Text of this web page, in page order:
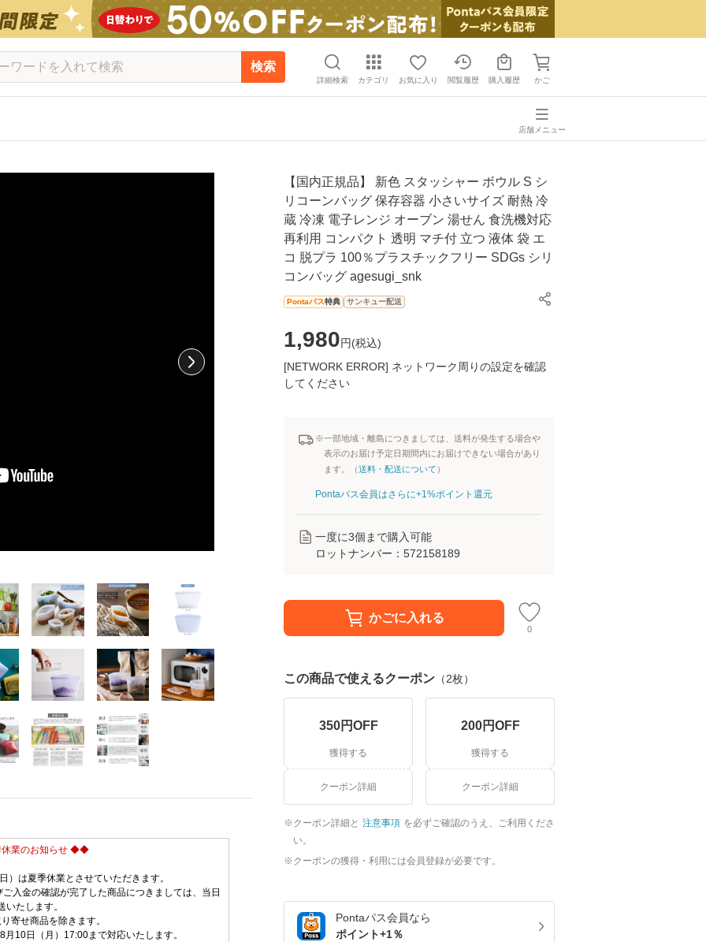
検索
詳細検索 カテゴリ お気に入り 閲覧履歴 購入履歴 かご
店舗メニュー
【国内正規品】 新色 スタッシャー ボウル S シ
リコーンバッグ 保存容器 小さいサイズ 耐熱 冷
蔵 冷凍 電子レンジ オーブン 湯せん 食洗機対応
再利用 コンパクト 透明 マチ付 立つ 液体 袋 エ
コ 脱プラ 100％プラスチックフリー SDGs シリ
コンバッグ agesugi_snk
Pontaパス特典 サンキュー配送
1,980円(税込)
[NETWORK ERROR] ネットワーク周りの設定を確認
してください
※一部地域・離島につきましては、送料が発生する場合や
表示のお届け予定日期間内にお届けできない場合があり
ます。（送料・配送について ）
Pontaパス会員はさらに+1%ポイント還元
一度に3個まで購入可能
ロットナンバー： 572158189
かごに入れる
0
この商品で使えるクーポン （2枚）
350円OFF
獲得する
クーポン詳細
200円OFF
獲得する
クーポン詳細
クーポン詳細と 注意事項 を必ずご確認のうえ、ご利用くださ
い。
クーポンの獲得・利用には会員登録が必要です。
Pontaパス会員なら
ポイント+1％
業のお知らせ ◆◆
）は夏季休業とさせていただきます。
入金の確認が完了した商品につきましては、当日
いたします。
寄せ商品を除きます。
10日（月）17:00まで対応いたします。